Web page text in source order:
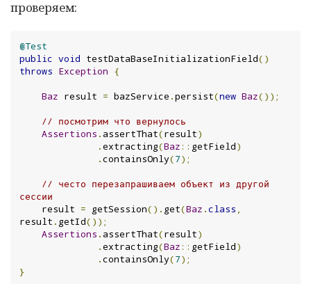
проверяем:
@Test
public void testDataBaseInitializationField()
throws Exception {
Baz result = bazService .persist(new Baz());
// посмотрим что вернулось
Assertions .assertThat(result)
.extracting(Baz:: getField)
.containsOnly(7);
// често перезапрашиваем объект из другой
сессии
    result
= getSession(). get(Baz .class ,
result . getId());
Assertions .assertThat(result)
.extracting(Baz:: getField)
.containsOnly(7);
}